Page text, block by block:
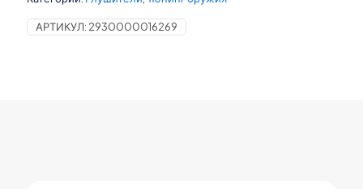
кал.300
АРТИКУЛ: 2930000016269